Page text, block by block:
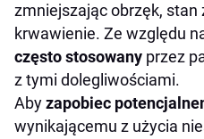
zmniejszając obrzęk, stan
krwawienie. Ze względu
często stosowany przez
z tymi dolegliwościami.
Abyzapobiec
wynikającemu z użycia